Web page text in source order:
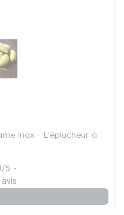
inox - L'éplucheur à
/5 -
avis